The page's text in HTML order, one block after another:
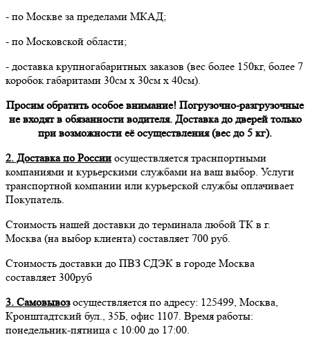
- по Москве за пределами МКАД;
- по Московской области;
- доставка крупногабаритных заказов (вес более 150кг, более 7
коробок габаритами 30см х 30см х 40см).
Просим обратить особое внимание! Погрузочно-разгрузочные
не входят в обязанности водителя. Доставка до дверей только
при возможности её осуществления (вес до 5 кг).
2. Доставка по России осуществляется траснпортными
компаниями и курьерскими службами на ваш выбор. Услуги
транспортной компании или курьерской службы оплачивает
Покупатель.
Стоимость нашей доставки до терминала любой ТК в г.
Москва (на выбор клиента) составляет 700 руб.
Стоимость доставки до ПВЗ СДЭК в городе Москва
составляет 300руб
3. Самовывозосуществляется по адресу: 125499, Москва,
Кронштадтский бул., 35Б, офис 1107. Время работы:
понедельник-пятница с 10:00 до 17:00.